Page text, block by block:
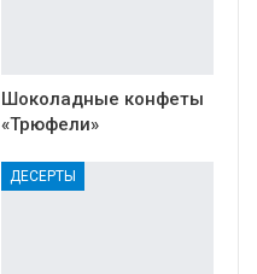
Шоколадные конфеты
«Трюфели»
ДЕСЕРТЫ